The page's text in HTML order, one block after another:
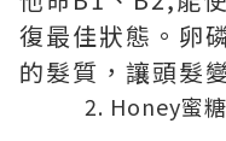
復最佳狀態。卵
的髮質，讓頭髮
Honey蜜糖